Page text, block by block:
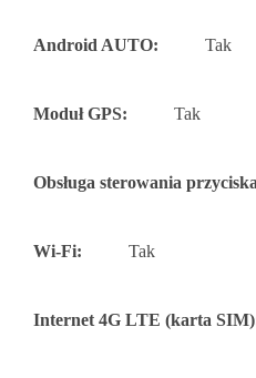
Android AUTO: Tak
Moduł GPS: Tak
Obsługa sterowania
Wi-Fi: Tak
Internet 4G LTE (karta